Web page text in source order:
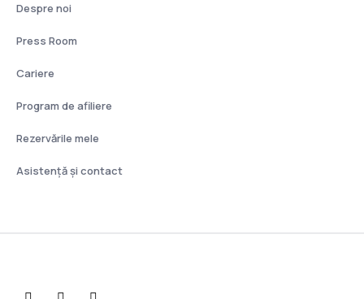
Despre noi
Press Room
Cariere
Program de afiliere
Rezervările mele
Asistenţă şi contact